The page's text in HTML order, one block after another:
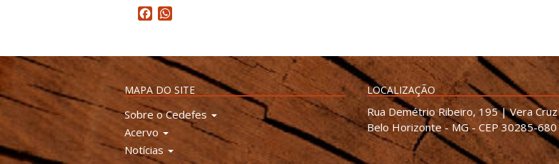
Facebook
MAPA DO SITE
Sobre o Cedefes
Acervo
Notícias
LOCALIZAÇÃO
Rua Demétrio Ribeiro, 195 | Vera Cruz
Belo Horizonte - MG - CEP 30285-680